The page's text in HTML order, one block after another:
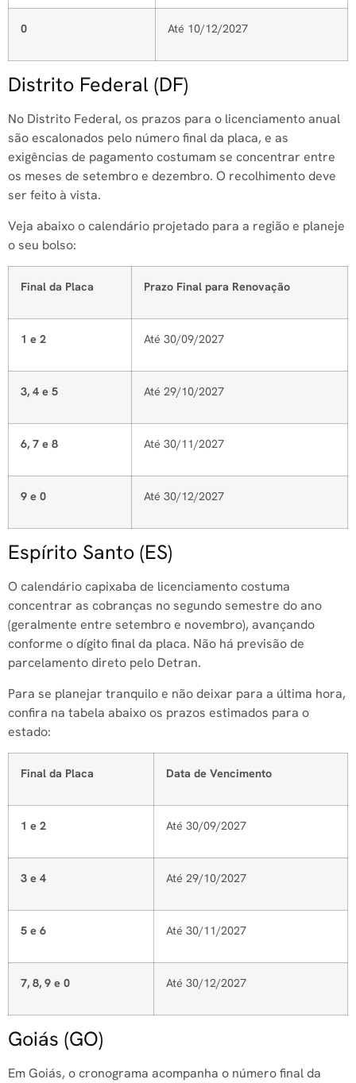
0 Até 10/12/2027
Distrito Federal (DF)
No Distrito Federal, os prazos para o licenciamento anual
são escalonados pelo número final da placa, e as
exigências de pagamento costumam se concentrar entre
os meses de setembro e dezembro. O recolhimento deve
ser feito à vista.
Veja abaixo o calendário projetado para a região e planeje
o seu bolso:
Final da Placa Prazo Final para Renovação
1 e 2 Até 30/09/2027
3, 4 e 5 Até 29/10/2027
6, 7 e 8 Até 30/11/2027
9 e 0 Até 30/12/2027
Espírito Santo (ES)
O calendário capixaba de licenciamento costuma
concentrar as cobranças no segundo semestre do ano
(geralmente entre setembro e novembro), avançando
conforme o dígito final da placa. Não há previsão de
parcelamento direto pelo Detran.
Para se planejar tranquilo e não deixar para a última hora,
confira na tabela abaixo os prazos estimados para o
estado:
Final da Placa Data de Vencimento
1 e 2 Até 30/09/2027
3 e 4 Até 29/10/2027
5 e 6 Até 30/11/2027
7, 8, 9 e 0 Até 30/12/2027
Goiás (GO)
Em Goiás, o cronograma acompanha o número final da